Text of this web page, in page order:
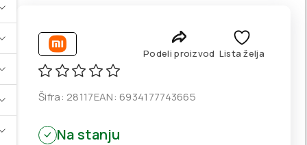
Podeli proizvod Lista želja
Šifra: 28117EAN: 6934177743665
Na stanju